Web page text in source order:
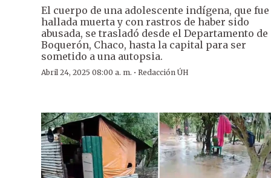
El cuerpo de una adolescente indígena, que fue
hallada muerta y con rastros de haber sido
abusada, se trasladó desde el Departamento de
Boquerón, Chaco, hasta la capital para ser
sometido a una autopsia.
Abril 24, 2025 08:00 a. m. · Redacción ÚH